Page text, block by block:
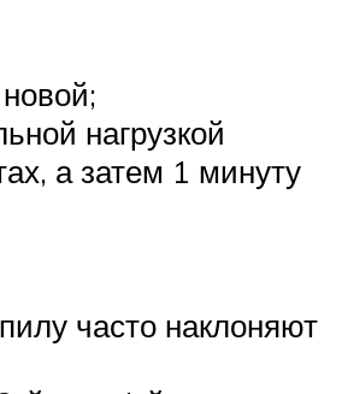
нагрузкой
а затем 1 минуту
часто наклоняют